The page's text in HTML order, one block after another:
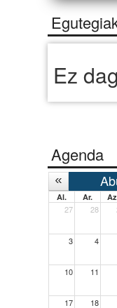
Ez
Agenda
Al. Ar.
27 28
3 4
10 11
17 18